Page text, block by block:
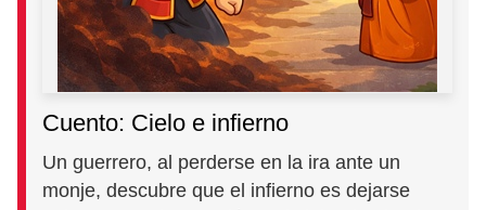
Cuento: Cielo e infierno
Un guerrero, al perderse en la ira ante un
monje, descubre que el infierno es dejarse